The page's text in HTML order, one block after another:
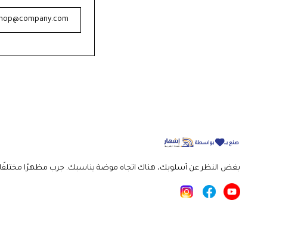
بغض النظر عن أسلوبك، هناك اتجاه موضة يناسبك. جرب مظهرًا مختلفًا